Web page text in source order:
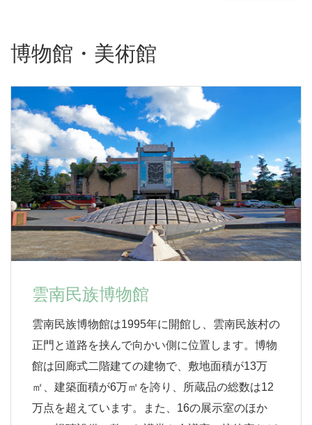
博物館・美術館
雲南民族博物館
雲南民族博物館は1995年に開館し、雲南民族村の
正門と道路を挟んで向かい側に位置します。博物
館は回廊式二階建ての建物で、敷地面積が13万
㎡、建築面積が6万㎡を誇り、所蔵品の総数は12
万点を超えています。また、16の展示室のほか